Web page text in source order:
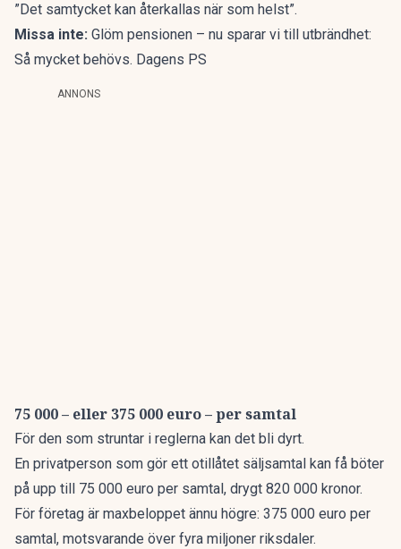
”Det samtycket kan återkallas när som helst”.
Missa inte: Glöm pensionen – nu sparar vi till utbrändhet:
Så mycket behövs. Dagens PS
ANNONS
75 000 – eller 375 000 euro – per samtal
För den som struntar i reglerna kan det bli dyrt.
En privatperson som gör ett otillåtet säljsamtal kan få böter
på upp till 75 000 euro per samtal, drygt 820 000 kronor.
För företag är maxbeloppet ännu högre: 375 000 euro per
samtal, motsvarande över fyra miljoner riksdaler.